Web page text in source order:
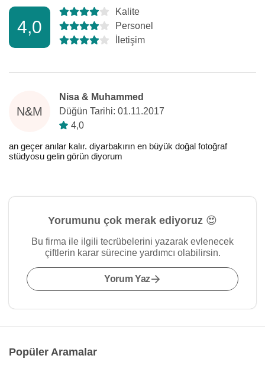
4,0
Kalite
Personel
İletişim
N&M
Nisa & Muhammed
Düğün Tarihi: 01.11.2017
4,0
an geçer anılar kalır. diyarbakırın en büyük doğal fotoğraf
stüdyosu gelin görün diyorum
Yorumunu çok merak ediyoruz 😍
Bu firma ile ilgili tecrübelerini yazarak evlenecek
çiftlerin karar sürecine yardımcı olabilirsin.
Yorum Yaz
Popüler Aramalar